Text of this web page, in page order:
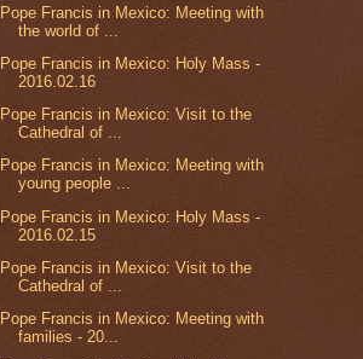
Pope Francis in Mexico: Meeting with
the world of ...
Pope Francis in Mexico: Holy Mass -
2016.02.16
Pope Francis in Mexico: Visit to the
Cathedral of ...
Pope Francis in Mexico: Meeting with
young people ...
Pope Francis in Mexico: Holy Mass -
2016.02.15
Pope Francis in Mexico: Visit to the
Cathedral of ...
Pope Francis in Mexico: Meeting with
families - 20...